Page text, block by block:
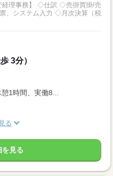
◇売掛買掛/売
、システム入力 ◇月次決算（税
3分）
1時間、実働8...
る
を見る